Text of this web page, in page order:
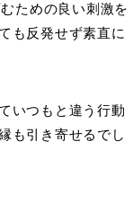
ための良い刺激を
も反発せず素直に
いつもと違う行動
も引き寄せるでし